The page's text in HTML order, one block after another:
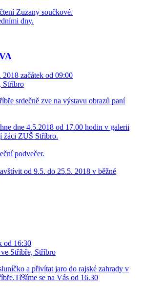
Zuzany součkové.
dny.
začátek od 09:00
Stříbro
srdečně zve na výstavu obrazů paní
dne 4.5.2018 od 17.00 hodin v galerii
žáci ZUŠ Stříbro.
podvečer.
od 9.5. do 25.5. 2018 v běžné
od 16:30
Stříbře, Stříbro
a přivítat jaro do rajské zahrady v
se na Vás od 16.30